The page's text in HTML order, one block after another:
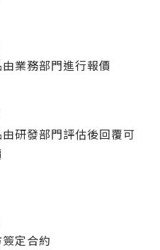
業務部門進行報價
研發部門評估後回覆可
定合約